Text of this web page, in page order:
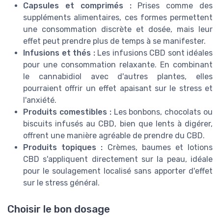
Capsules et comprimés : Prises comme des
suppléments alimentaires, ces formes permettent
une consommation discrète et dosée, mais leur
effet peut prendre plus de temps à se manifester.
Infusions et thés : Les infusions CBD sont idéales
pour une consommation relaxante. En combinant
le cannabidiol avec d'autres plantes, elles
pourraient offrir un effet apaisant sur le stress et
l'anxiété.
Produits comestibles : Les bonbons, chocolats ou
biscuits infusés au CBD, bien que lents à digérer,
offrent une manière agréable de prendre du CBD.
Produits topiques : Crèmes, baumes et lotions
CBD s'appliquent directement sur la peau, idéale
pour le soulagement localisé sans apporter d'effet
sur le stress général.
Choisir le bon dosage